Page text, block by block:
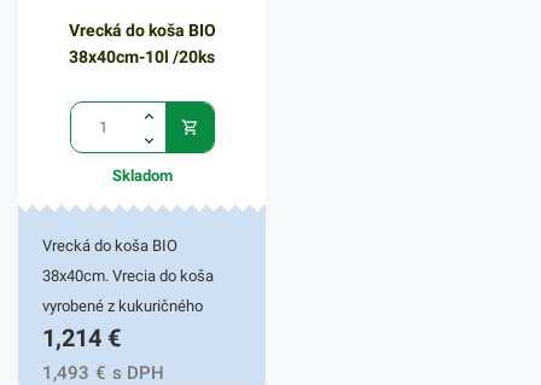
Vrecká do koša BIO
38x40cm-10l /20ks
Skladom
Vrecká do koša BIO
38x40cm. Vrecia do koša
vyrobené z kukuričného
škrobu sú ideálnou voľbou
do každej domácnosti. Sú
1,214 €
1,493 € s DPH